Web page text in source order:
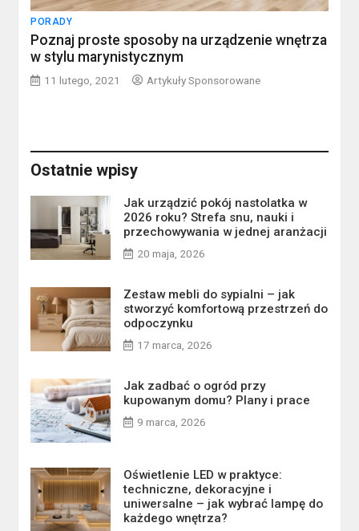
PORADY
Poznaj proste sposoby na urządzenie wnętrza
w stylu marynistycznym
11 lutego, 2021 Artykuły Sponsorowane
Ostatnie wpisy
Jak urządzić pokój nastolatka w
2026 roku? Strefa snu, nauki i
przechowywania w jednej aranżacji
20 maja, 2026
Zestaw mebli do sypialni – jak
stworzyć komfortową przestrzeń do
odpoczynku
17 marca, 2026
Jak zadbać o ogród przy
kupowanym domu? Plany i prace
9 marca, 2026
Oświetlenie LED w praktyce:
techniczne, dekoracyjne i
uniwersalne – jak wybrać lampę do
każdego wnętrza?